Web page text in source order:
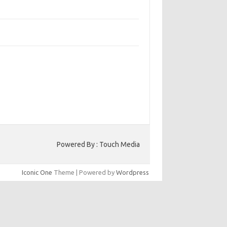
Powered By : Touch Media
Iconic One Theme | Powered by Wordpress